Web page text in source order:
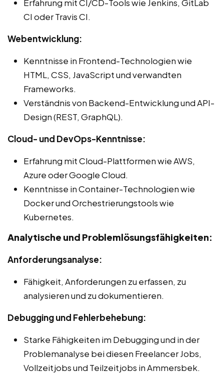
Erfahrung mit CI/CD-Tools wie Jenkins, GitLab
CI oder Travis CI.
Webentwicklung:
Kenntnisse in Frontend-Technologien wie
HTML, CSS, JavaScript und verwandten
Frameworks.
Verständnis von Backend-Entwicklung und API-
Design (REST, GraphQL).
Cloud- und DevOps-Kenntnisse:
Erfahrung mit Cloud-Plattformen wie AWS,
Azure oder Google Cloud.
Kenntnisse in Container-Technologien wie
Docker und Orchestrierungstools wie
Kubernetes.
Analytische und Problemlösungsfähigkeiten:
Anforderungsanalyse:
Fähigkeit, Anforderungen zu erfassen, zu
analysieren und zu dokumentieren.
Debugging und Fehlerbehebung:
Starke Fähigkeiten im Debugging und in der
Problemanalyse bei diesen Freelancer Jobs,
Vollzeitjobs und Teilzeitjobs in Ammersbek.